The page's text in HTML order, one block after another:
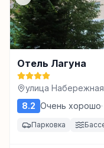
Отель Лагуна
улица
8.2 Очень хорошо·
Парковка